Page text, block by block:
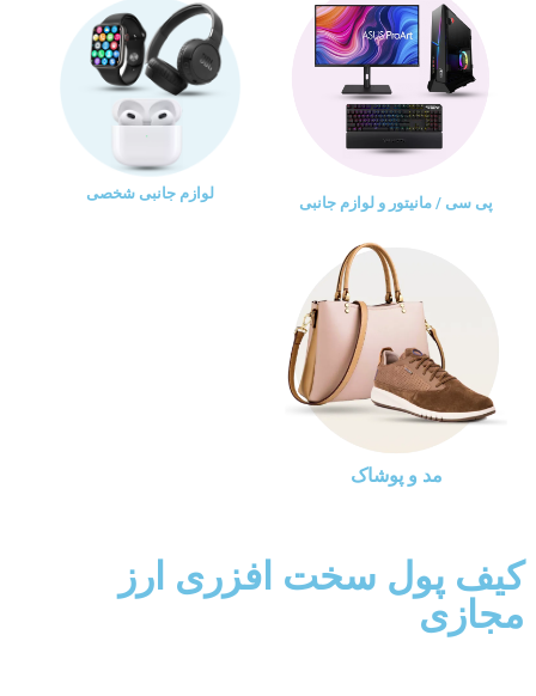
پی سی / مانیتور و لوازم جانبی
لوازم جانبی شخصی
مد و پوشاک
کیف پول سخت افزری ارز
مجازی